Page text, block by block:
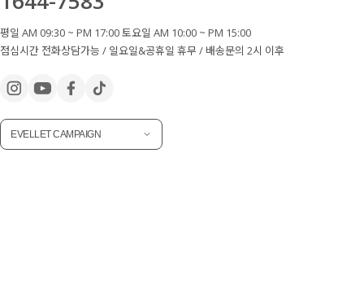
평일 AM 09:30 ~ PM 17:00 토요일 AM 10:00 ~ PM 15:00
점심시간 전화상담가능 / 일요일&공휴일 휴무 / 배송문의 2시 이후
EVELLET CAMPAIGN